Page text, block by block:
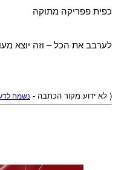
כפית פפריקה מתוקה
לערבב את הכל – וזה יוצא
( לא ידוע מקור הכתבה - נשמח )